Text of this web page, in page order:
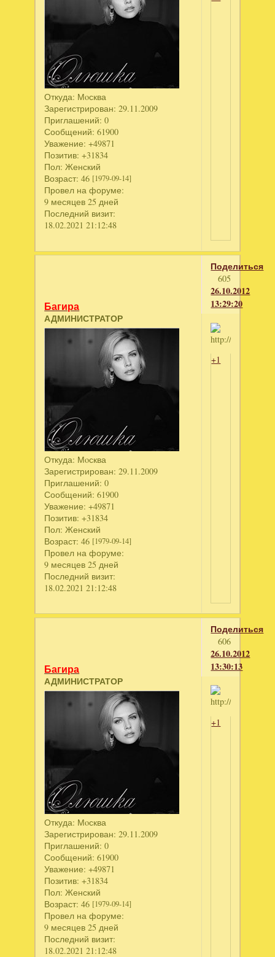
Откуда: Мoсква
Зарегистрирован: 29.11.2009
Приглашений: 0
Сообщений: 61900
Уважение: +49871
Позитив: +31834
Пол: Женский
Возраст: 46 [1979-09-14]
Провел на форуме:
9 месяцев 25 дней
Последний визит:
18.02.2021 21:12:48
Поделиться
605
26.10.2012
13:29:20
Багира
АДМИНИСТРАТОР
Откуда: Мoсква
Зарегистрирован: 29.11.2009
Приглашений: 0
Сообщений: 61900
Уважение: +49871
Позитив: +31834
Пол: Женский
Возраст: 46 [1979-09-14]
Провел на форуме:
9 месяцев 25 дней
Последний визит:
18.02.2021 21:12:48
+1
Поделиться
606
26.10.2012
13:30:13
Багира
АДМИНИСТРАТОР
Откуда: Мoсква
Зарегистрирован: 29.11.2009
Приглашений: 0
Сообщений: 61900
Уважение: +49871
Позитив: +31834
Пол: Женский
Возраст: 46 [1979-09-14]
Провел на форуме:
9 месяцев 25 дней
Последний визит:
18.02.2021 21:12:48
+1